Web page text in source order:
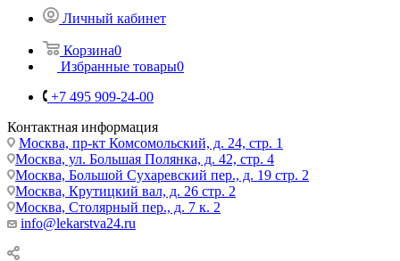
Личный кабинет
Корзина0
Избранные товары0
+7 495 909-24-00
Контактная информация
Москва, пр-кт Комсомольский, д. 24, стр. 1
Москва, ул. Большая Полянка, д. 42, стр. 4
Москва, Большой Сухаревский пер., д. 19 стр. 2
Москва, Крутицкий вал, д. 26 стр. 2
Москва, Столярный пер., д. 7 к. 2
info@lekarstva24.ru